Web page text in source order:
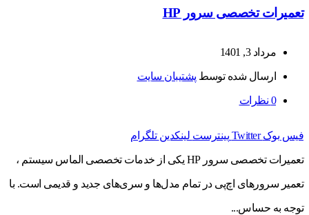
تعمیرات تخصصی سرور HP
مرداد 3, 1401
ارسال شده توسط پشتیبان سایت
0 نظرات
فیس بوک Twitter پینترست لینکدین تلگرام
تعمیرات تخصصی سرور HP یکی از خدمات تخصصی الماس سیستم ،
تعمیر سرورهای اچ‌پی در تمام مدل‌ها و سری‌های جدید و قدیمی است. با
توجه به حساس...